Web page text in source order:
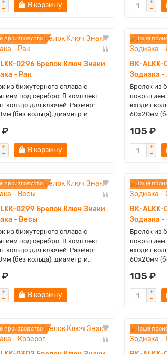
В корзину
производство
0296 Брелок Ключ Знаки
- Рак
из бижутерного сплава с
под серебро. В комплект
кольцо для ключей. Размер:
(без кольца), диаметр и..
₽
В корзину
Наше
BK-
Зодиака -
Брелок из
покрытием
входит
60х20мм
105 ₽
производство
0299 Брелок Ключ Знаки
- Весы
из бижутерного сплава с
под серебро. В комплект
кольцо для ключей. Размер:
(без кольца), диаметр и..
₽
В корзину
Наше
BK-
Зодиака -
Брелок из
покрытием
входит
60х20мм
105 ₽
производство Наше